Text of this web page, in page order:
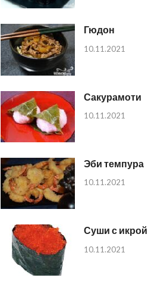
Гюдон
10.11.2021
Сакурамоти
10.11.2021
Эби темпура
10.11.2021
Суши с икрой
10.11.2021